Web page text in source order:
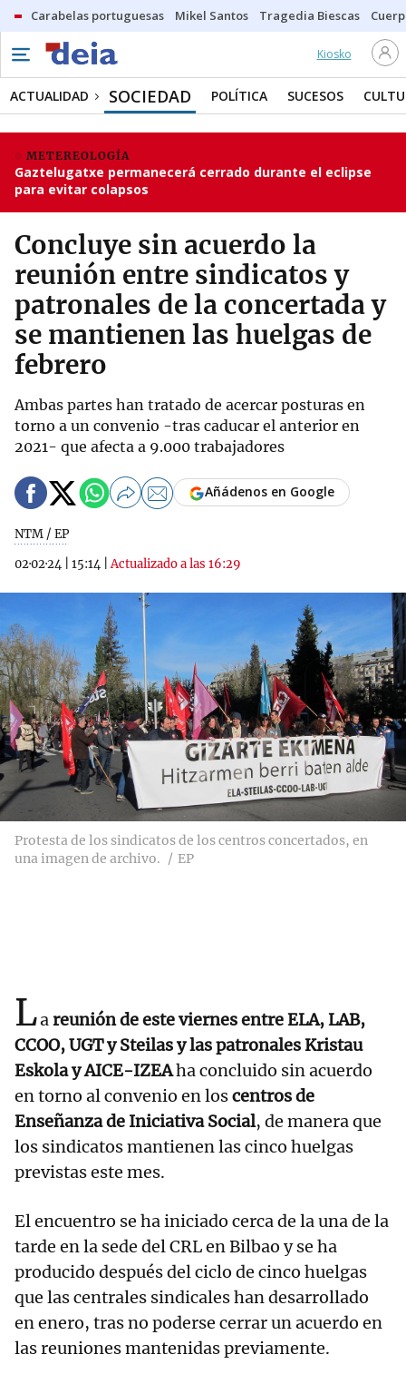
Carabelas portuguesas Mikel Santos Tragedia Biescas
Kiosko
ACTUALIDAD SOCIEDAD POLÍTICA SUCESOS
METEREOLOGÍA
Gaztelugatxe permanecerá cerrado durante el eclipse
para evitar colapsos
Concluye sin acuerdo la
reunión entre sindicatos y
patronales de la concertada y
se mantienen las huelgas de
febrero
Ambas partes han tratado de acercar posturas en
torno a un convenio -tras caducar el anterior en
2021- que afecta a 9.000 trabajadores
NTM / EP
02·02·24
15:14 |Actualizado a las 16:29
Añádenos en Google
Protesta de los sindicatos de los centros concertados, en
una imagen de archivo.
EP
Lareunión de este viernes entre ELA, LAB,
CCOO, UGT y Steilas y las patronales Kristau
Eskola y AICE-IZEAha concluido sin acuerdo
en torno al convenio en loscentros de
Enseñanza de Iniciativa Social, de manera que
los sindicatos mantienen las cinco huelgas
previstas este mes.
El encuentro se ha iniciado cerca de la una de la
tarde en la sede del CRL en Bilbao y se ha
producido después del ciclo de cinco huelgas
que las centrales sindicales han desarrollado
en enero, tras no poderse cerrar un acuerdo en
las reuniones mantenidas previamente.